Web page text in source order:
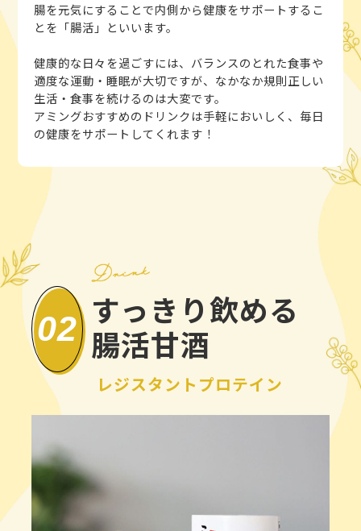
腸を元気にすることで内側から健康をサポートするこ
とを「腸活」といいます。
健康的な日々を過ごすには、バランスのとれた食事や
適度な運動・睡眠が大切ですが、なかなか規則正しい
生活・食事を続けるのは大変です。
アミングおすすめのドリンクは手軽においしく、毎日
の健康をサポートしてくれます！
02 すっきり飲める
腸活甘酒
レジスタントプロテイン